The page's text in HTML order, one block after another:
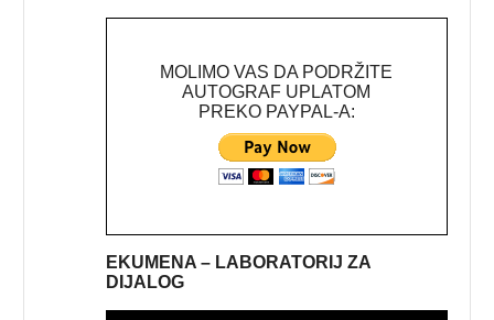
MOLIMO VAS DA PODRŽITE
AUTOGRAF UPLATOM
PREKO PAYPAL-A:
EKUMENA – LABORATORIJ ZA
DIJALOG